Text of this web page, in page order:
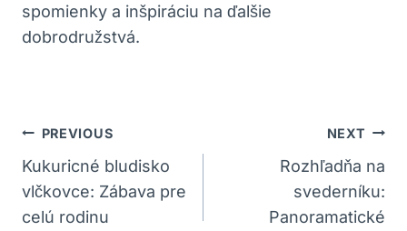
spomienky a inšpiráciu na ďalšie
dobrodružstvá.
Navigácia
V
Článku
PREVIOUS
Kukuricné bludisko
vlčkovce: Zábava pre
celú rodinu
NEXT
Rozhľadňa na
svederníku:
Panoramatické